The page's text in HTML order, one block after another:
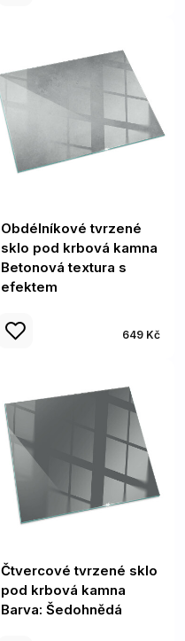
Obdélníkové tvrzené
sklo pod krbová kamna
Betonová textura s
efektem
649 Kč
Čtvercové tvrzené sklo
pod krbová kamna
Barva: Šedohnědá